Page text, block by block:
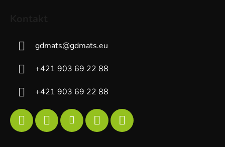
gdmats@gdmats.eu
+421 903 69 22 88
+421 903 69 22 88